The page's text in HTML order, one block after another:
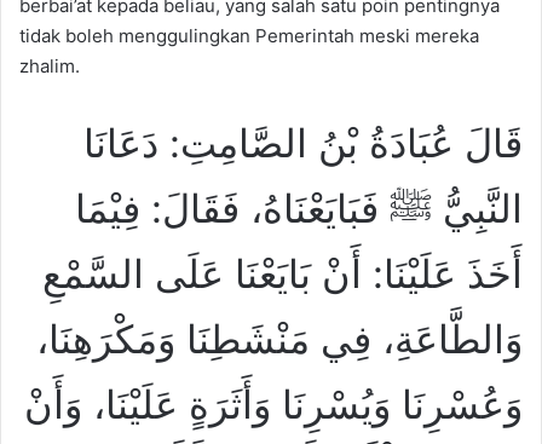
berbai’at kepada beliau, yang salah satu poin pentingnya
tidak boleh menggulingkan Pemerintah meski mereka
zhalim.
قَالَ عُبَادَةُ بْنُ الصَّامِتِ: دَعَانَا
النَّبِيُّ ﷺ فَبَايَعْنَاهُ، فَقَالَ: فِيْمَا
أَخَذَ عَلَيْنَا: أَنْ بَايَعْنَا عَلَى السَّمْعِ
وَالطَّاعَةِ، فِي مَنْشَطِنَا وَمَكْرَهِنَا،
وَعُسْرِنَا وَيُسْرِنَا وَأَثَرَةٍ عَلَيْنَا، وَأَنْ